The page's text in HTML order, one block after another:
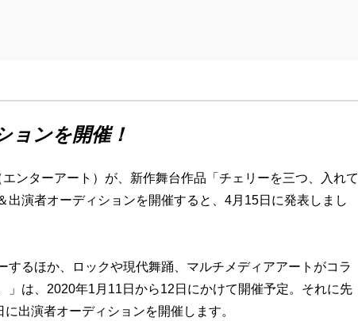
ョンを開催！
ンターアート）が、新作舞台作品「チェリーを三つ、入れて
演者オーディションを開催すると、4月15日に発表しまし
るほか、ロックや現代舞踊、マルチメディアアートがコラ
は、2020年1月11日から12日にかけて開催予定。それに先
出演者オーディションを開催します。